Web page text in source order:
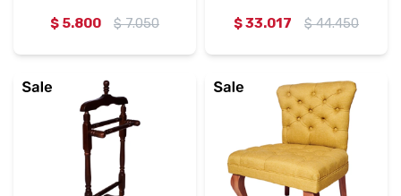
$ 5.800 $ 7.050 $33.017 $ 44.450